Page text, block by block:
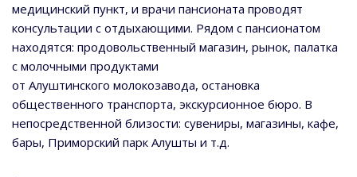
медицинский пункт, и врачи пансионата проводят
консультации с отдыхающими. Рядом с пансионатом
находятся: продовольственный магазин, рынок, палатка
с молочными продуктами
от Алуштинского молокозавода, остановка
общественного транспорта, экскурсионное бюро. В
непосредственной близости: сувениры, магазины, кафе,
бары, Приморский парк Алушты и т.д.